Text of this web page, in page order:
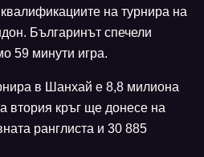
на турнира на
Българинът спечели
59 минути игра.
в Шанхай е 8,8 милиона
втория кръг ще донесе на
ранглиста и 30 885